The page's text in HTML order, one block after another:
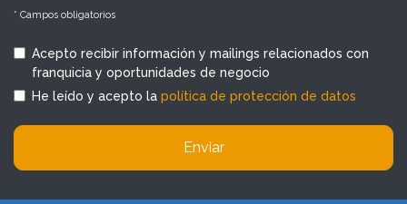
* Campos obligatorios
Acepto recibir información y mailings relacionados con
franquicia y oportunidades de negocio
He leído y acepto la política de protección de datos
Enviar